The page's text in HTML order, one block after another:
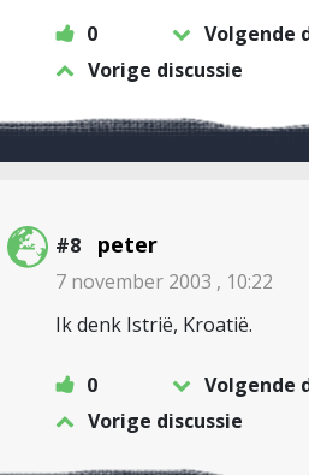
0
Volgende
Vorige discussie
#8 peter
7 november 2003 , 10:22
Ik denk Istrië, Kroatië.
0
Volgende
Vorige discussie